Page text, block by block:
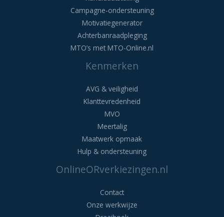
Campagne-ondersteuning
Motivatiegenerator
Achterbanraadpleging
MTO’s met MTO-Online.nl
Kenmerken
AVG & veiligheid
Klanttevredenheid
MVO
Meertalig
Maatwerk opmaak
Hulp & ondersteuning
OnlineORverkiezingen.nl
Contact
Onze werkwijze